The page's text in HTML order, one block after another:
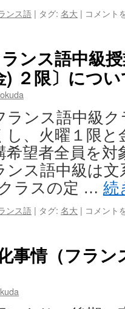
ンス語 | タグ: 名大 | コメント
ンス語中級
) ２限〕につ
okuda
ランス語中級
し、火曜１限と
希望者全員を対
ンス語中級は
ラスの定 … 続
ンス語 | タグ: 名大 | コメント
事情（フラン